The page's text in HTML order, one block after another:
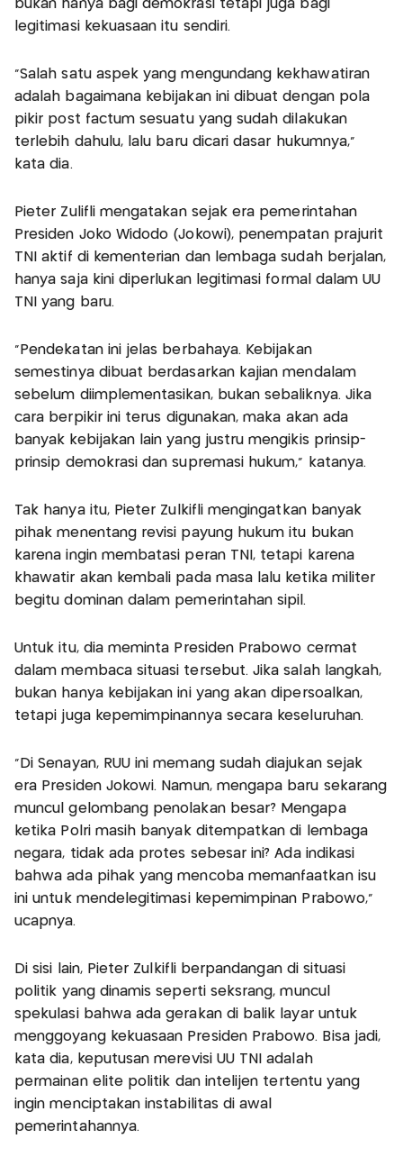
bukan hanya bagi demokrasi tetapi juga bagi
legitimasi kekuasaan itu sendiri.
"Salah satu aspek yang mengundang kekhawatiran
adalah bagaimana kebijakan ini dibuat dengan pola
pikir post factum sesuatu yang sudah dilakukan
terlebih dahulu, lalu baru dicari dasar hukumnya,"
kata dia.
Pieter Zulifli mengatakan sejak era pemerintahan
Presiden Joko Widodo (Jokowi), penempatan prajurit
TNI aktif di kementerian dan lembaga sudah berjalan,
hanya saja kini diperlukan legitimasi formal dalam UU
TNI yang baru.
"Pendekatan ini jelas berbahaya. Kebijakan
semestinya dibuat berdasarkan kajian mendalam
sebelum diimplementasikan, bukan sebaliknya. Jika
cara berpikir ini terus digunakan, maka akan ada
banyak kebijakan lain yang justru mengikis prinsip-
prinsip demokrasi dan supremasi hukum," katanya.
Tak hanya itu, Pieter Zulkifli mengingatkan banyak
pihak menentang revisi payung hukum itu bukan
karena ingin membatasi peran TNI, tetapi karena
khawatir akan kembali pada masa lalu ketika militer
begitu dominan dalam pemerintahan sipil.
Untuk itu, dia meminta Presiden Prabowo cermat
dalam membaca situasi tersebut. Jika salah langkah,
bukan hanya kebijakan ini yang akan dipersoalkan,
tetapi juga kepemimpinannya secara keseluruhan.
"Di Senayan, RUU ini memang sudah diajukan sejak
era Presiden Jokowi. Namun, mengapa baru sekarang
muncul gelombang penolakan besar? Mengapa
ketika Polri masih banyak ditempatkan di lembaga
negara, tidak ada protes sebesar ini? Ada indikasi
bahwa ada pihak yang mencoba memanfaatkan isu
ini untuk mendelegitimasi kepemimpinan Prabowo,"
ucapnya.
Di sisi lain, Pieter Zulkifli berpandangan di situasi
politik yang dinamis seperti seksrang, muncul
spekulasi bahwa ada gerakan di balik layar untuk
menggoyang kekuasaan Presiden Prabowo. Bisa jadi,
kata dia, keputusan merevisi UU TNI adalah
permainan elite politik dan intelijen tertentu yang
ingin menciptakan instabilitas di awal
pemerintahannya.